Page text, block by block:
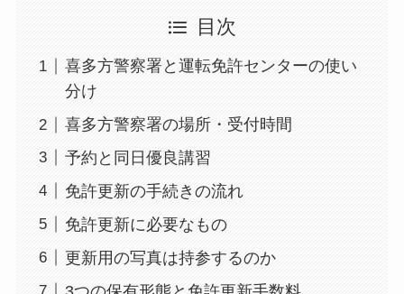
目次
喜多方警察署と運転免許センターの使い
分け
喜多方警察署の場所・受付時間
予約と同日優良講習
免許更新の手続きの流れ
免許更新に必要なもの
更新用の写真は持参するのか